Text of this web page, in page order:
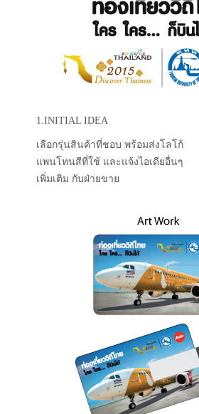
1.INITIAL IDEA
เลือกรุ่นสินค้าที่ชอบ พร้อมส่งโลโก้
แพนโทนสีที่ใช้ และแจ้งไอเดียอื่นๆ
เพิ่มเติม กับฝ่ายขาย